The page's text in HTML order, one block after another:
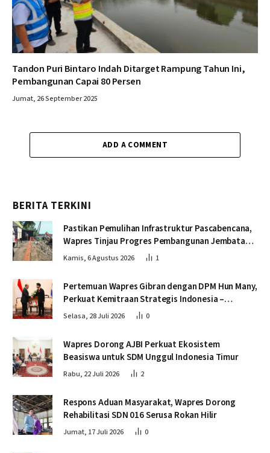
Tandon Puri Bintaro Indah Ditarget Rampung Tahun Ini,
Pembangunan Capai 80 Persen
Jumat, 26 September 2025
ADD A COMMENT
BERITA TERKINI
Pastikan Pemulihan Infrastruktur Pascabencana,
Wapres Tinjau Progres Pembangunan Jembatan
Krueng Tingkeum Bireuen
Kamis, 6 Agustus 2026 1
Pertemuan Wapres Gibran dengan DPM Hun Many,
Perkuat Kemitraan Strategis Indonesia –
Kamboja
Selasa, 28 Juli 2026 0
Wapres Dorong AJBI Perkuat Ekosistem
Beasiswa untuk SDM Unggul Indonesia Timur
Rabu, 22 Juli 2026 2
Respons Aduan Masyarakat, Wapres Dorong
Rehabilitasi SDN 016 Serusa Rokan Hilir
Jumat, 17 Juli 2026 0